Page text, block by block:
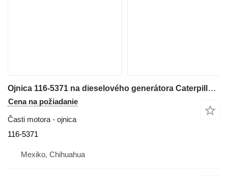
Ojnica 116-5371 na dieselového generátora Caterpillar C3.3
Cena na požiadanie
Časti motora - ojnica
116-5371
Mexiko, Chihuahua